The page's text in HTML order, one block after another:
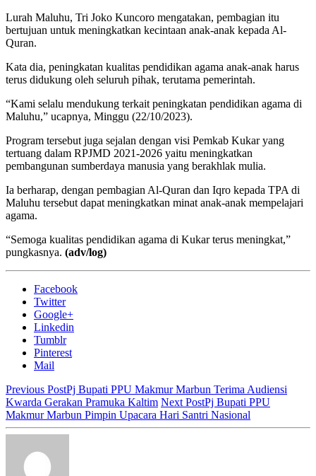
Lurah Maluhu, Tri Joko Kuncoro mengatakan, pembagian itu
bertujuan untuk meningkatkan kecintaan anak-anak kepada Al-
Quran.
Kata dia, peningkatan kualitas pendidikan agama anak-anak harus
terus didukung oleh seluruh pihak, terutama pemerintah.
“Kami selalu mendukung terkait peningkatan pendidikan agama di
Maluhu,” ucapnya, Minggu (22/10/2023).
Program tersebut juga sejalan dengan visi Pemkab Kukar yang
tertuang dalam RPJMD 2021-2026 yaitu meningkatkan
pembangunan sumberdaya manusia yang berakhlak mulia.
Ia berharap, dengan pembagian Al-Quran dan Iqro kepada TPA di
Maluhu tersebut dapat meningkatkan minat anak-anak mempelajari
agama.
“Semoga kualitas pendidikan agama di Kukar terus meningkat,”
pungkasnya. (adv/log)
Facebook
Twitter
Google+
Linkedin
Tumblr
Pinterest
Mail
Previous PostPj Bupati PPU Makmur Marbun Terima Audiensi
Kwarda Gerakan Pramuka Kaltim Next PostPj Bupati PPU
Makmur Marbun Pimpin Upacara Hari Santri Nasional